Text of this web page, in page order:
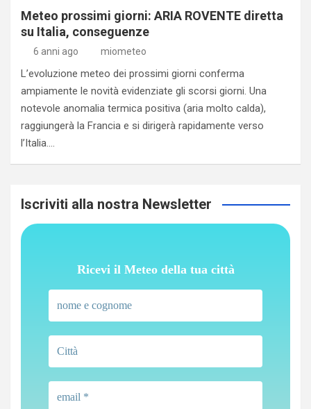
Meteo prossimi giorni: ARIA ROVENTE diretta
su Italia, conseguenze
6 anni ago miometeo
L’evoluzione meteo dei prossimi giorni conferma
ampiamente le novità evidenziate gli scorsi giorni. Una
notevole anomalia termica positiva (aria molto calda),
raggiungerà la Francia e si dirigerà rapidamente verso
l’Italia.…
Iscriviti alla nostra Newsletter
Ricevi il Meteo della tua città